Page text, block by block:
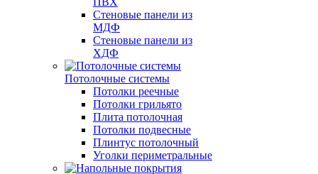
Стеновые панели из
МДФ
Стеновые панели из
ХДФ
Потолочные системы
Потолки реечные
Потолки грильято
Плита потолочная
Потолки подвесные
Плинтус потолочный
Уголки периметральные